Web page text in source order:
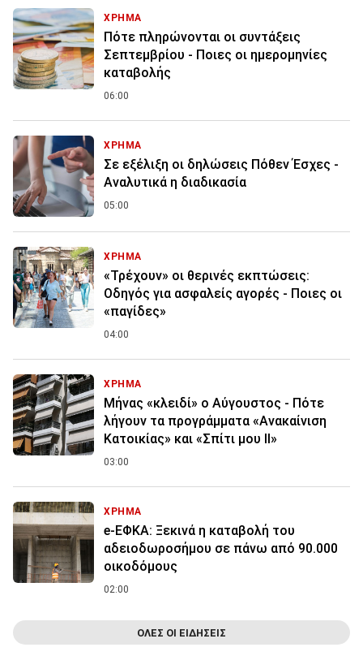
ΧΡΗΜΑ
Πότε πληρώνονται οι συντάξεις
Σεπτεμβρίου - Ποιες οι ημερομηνίες
καταβολής
06:00
ΧΡΗΜΑ
Σε εξέλιξη οι δηλώσεις Πόθεν Έσχες -
Αναλυτικά η διαδικασία
05:00
ΧΡΗΜΑ
«Τρέχουν» οι θερινές εκπτώσεις:
Οδηγός για ασφαλείς αγορές - Ποιες οι
«παγίδες»
04:00
ΧΡΗΜΑ
Μήνας «κλειδί» ο Αύγουστος - Πότε
λήγουν τα προγράμματα «Ανακαίνιση
Κατοικίας» και «Σπίτι μου ΙΙ»
03:00
ΧΡΗΜΑ
e-ΕΦΚΑ: Ξεκινά η καταβολή του
αδειοδωροσήμου σε πάνω από 90.000
οικοδόμους
02:00
ΟΛΕΣ ΟΙ ΕΙΔΗΣΕΙΣ